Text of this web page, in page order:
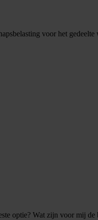
voor het
optie? Wat zijn voor mij